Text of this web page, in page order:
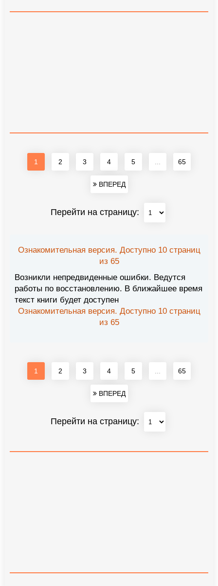
1 2 3 4 5 65
ВПЕРЕД
Перейти на страницу:
Ознакомительная версия. Доступно 10 страниц
из 65
Возникли непредвиденные ошибки. Ведутся
работы по восстановлению. В ближайшее время
текст книги будет доступен
Ознакомительная версия. Доступно 10 страниц
из 65
1 2 3 4 5 65
ВПЕРЕД
Перейти на страницу: